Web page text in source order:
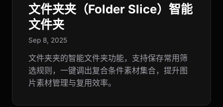
文件夹夹（Folder Slice）智能
文件夹
Sep 8, 2025
文件夹夹的智能文件夹功能，支持保存常用筛
选规则，一键调出复合条件素材集合，提升图
片素材管理与复用效率。